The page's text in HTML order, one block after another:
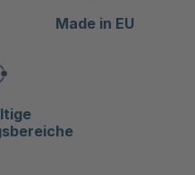
Made in EU